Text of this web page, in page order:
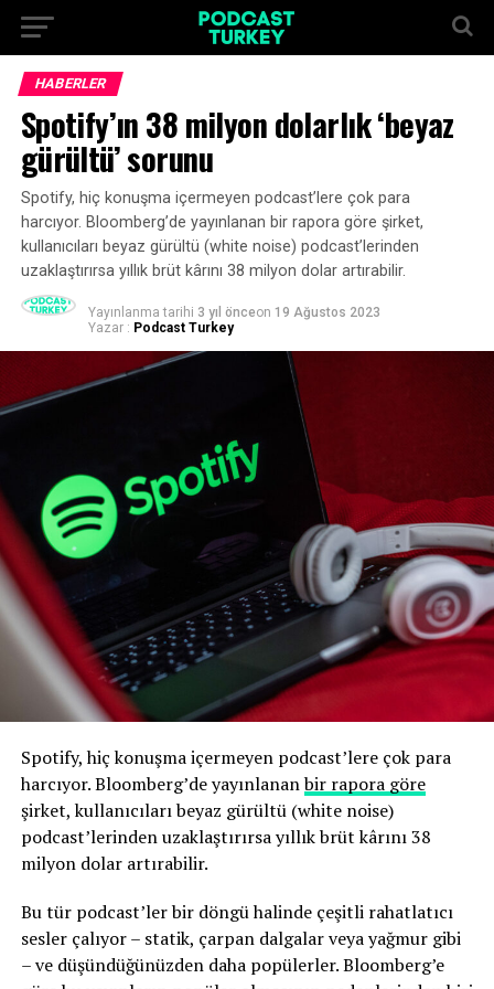
HABERLER
Spotify’ın 38 milyon dolarlık ‘beyaz
gürültü’ sorunu
Spotify, hiç konuşma içermeyen podcast’lere çok para
harcıyor. Bloomberg’de yayınlanan bir rapora göre şirket,
kullanıcıları beyaz gürültü (white noise) podcast’lerinden
uzaklaştırırsa yıllık brüt kârını 38 milyon dolar artırabilir.
Yayınlanma tarihi 3 yıl önceon 19 Ağustos 2023
Yazar : Podcast Turkey
Spotify, hiç konuşma içermeyen podcast’lere çok para
harcıyor. Bloomberg’de yayınlananbir rapora göre
şirket, kullanıcıları beyaz gürültü (white noise)
podcast’lerinden uzaklaştırırsa yıllık brüt kârını 38
milyon dolar artırabilir.
Bu tür podcast’ler bir döngü halinde çeşitli rahatlatıcı
sesler çalıyor – statik, çarpan dalgalar veya yağmur gibi
– ve düşündüğünüzden daha popülerler. Bloomberg’e